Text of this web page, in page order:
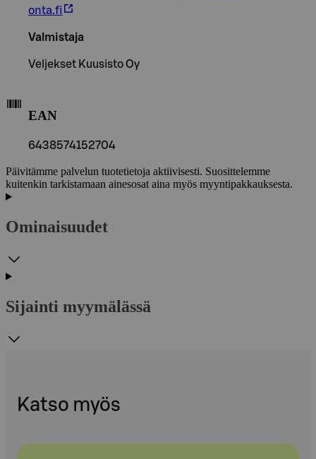
onta.fi
Valmistaja
Veljekset Kuusisto Oy
EAN
6438574152704
Päivitämme palvelun tuotetietoja aktiivisesti. Suosittelemme
kuitenkin tarkistamaan ainesosat aina myös myyntipakkauksesta.
Ominaisuudet
Sijainti myymälässä
Katso myös